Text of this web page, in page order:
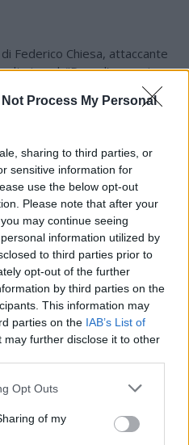
Not Process My Personal
sharing to third parties, or
sensitive information for
use the below opt-out
Please note that after your
may continue seeing
information utilized by
to third parties prior to
opt-out of the further
by third parties on the
This information may
parties on the IAB’s List of
may further disclose it to other
Opt Outs
of my
Federico Chiesa, attaccante
in gol: "Dopo l'omaggio a
attimo per alleggerirsi da pesi
stagione in maglia Red, e
fatto. Sono arrivato in
sono allenato con la Juve e
un anno mi tolgo delle
alla società bianconera".